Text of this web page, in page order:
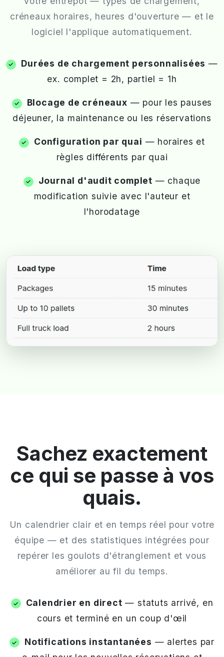
créneaux horaires, heures d'ouverture — et le
logiciel l'applique automatiquement.
Durées de chargement personnalisées —
ex. complet = 2h, partiel = 1h
Blocage de créneaux — pour les pauses
déjeuner, la maintenance ou les réservations
Configuration par quai — horaires et
règles différents par quai
Journal d'audit complet — chaque
modification suivie avec l'auteur et
l'horodatage
Sachez exactement
ce qui se passe à vos
quais.
Un calendrier clair et en temps réel pour votre
équipe — et des statistiques intégrées pour
repérer les goulots d'étranglement et vous
améliorer au fil du temps.
Calendrier en direct — statuts arrivé, en
cours et terminé en un coup d'œil
Notifications instantanées — alertes par